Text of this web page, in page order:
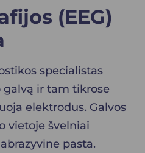
(EEG)
specialistas
ir tam tikrose
elektrodus. Galvos
vietoje švelniai
pasta.